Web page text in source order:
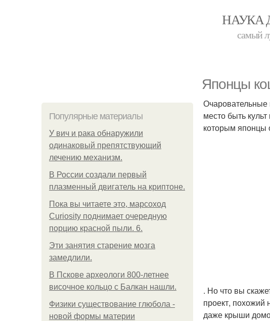
НАУКА
самый
Японцы
Популярные материалы
У вич и рака обнаружили
одинаковый препятствующий
лечению механизм.
В России создали первый
плазменный двигатель на криптоне.
Пока вы читаете это, марсоход
Curiosity поднимает очередную
порцию красной пыли. 6.
Эти занятия старение мозга
замедлили.
В Пскове археологи 800-летнее
височное кольцо с Балкан нашли.
Физики существование глюбола -
новой формы материи
Очаровательные
место быть
которым японцы
. Но что вы
проект, похожий
даже крыши